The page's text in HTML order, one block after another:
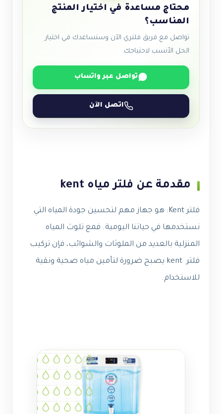
محتاج مساعدة في اختيار المنتج
المناسب؟
تواصل مع فريق فلتري الآن وسنساعدك في اختيار
الحل الأنسب لاحتياجك.
تواصل عبر واتساب
اتصل الآن
مقدمة عن فلتر مياه kent
فلتر Kent: هو جهاز مهم لتحسين جودة المياه التي
نستخدمها في حياتنا اليومية. فمع تلوث المياه
المنزلية بالعديد من الملوثات والشوائب، فإن تركيب
فلتر kent يصبح ضرورة لتأمين مياه صحية ونقية
للاستخدام.